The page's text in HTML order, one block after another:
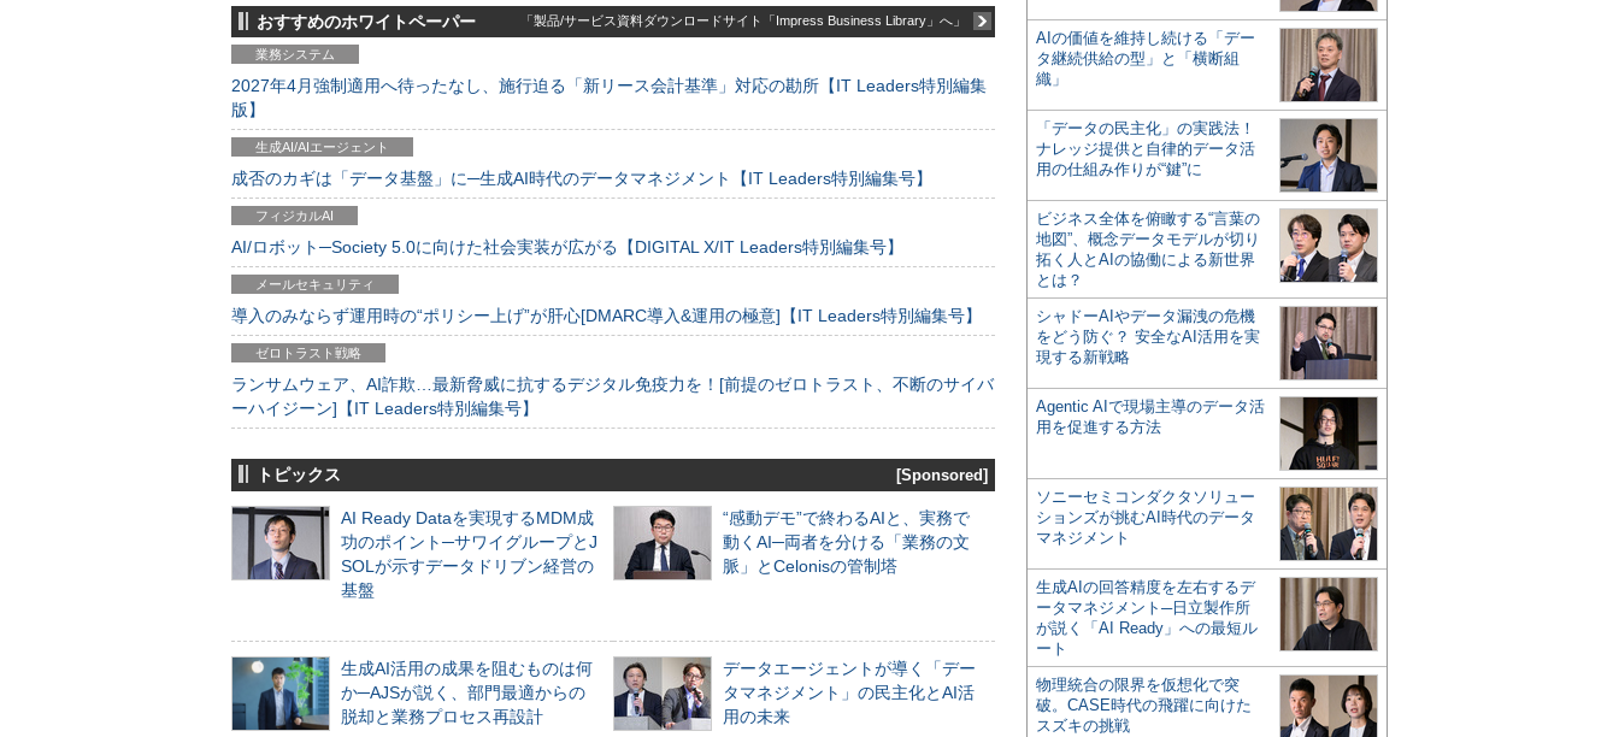
おすすめのホワイトペーパー 「製品/サービス資料ダウンロードサイト「Impress Business Library」へ」
業務システム
2027年4月強制適用へ待ったなし、施行迫る「新リース会計基準」対応の勘所【IT Leaders特別編集
版】
生成AI/AIエージェント
成否のカギは「データ基盤」に─生成AI時代のデータマネジメント【IT Leaders特別編集号】
フィジカルAI
AI/ロボット─Society 5.0に向けた社会実装が広がる【DIGITAL X/IT Leaders特別編集号】
メールセキュリティ
導入のみならず運用時の“ポリシー上げ”が肝心[DMARC導入&運用の極意]【IT Leaders特別編集号】
ゼロトラスト戦略
ランサムウェア、AI詐欺…最新脅威に抗するデジタル免疫力を！[前提のゼロトラスト、不断のサイバ
ーハイジーン]【IT Leaders特別編集号】
トピックス [Sponsored]
AI Ready Dataを実現するMDM成
功のポイント─サワイグループとJ
SOLが示すデータドリブン経営の
基盤
“感動デモ”で終わるAIと、実務で
動くAI─両者を分ける「業務の文
脈」とCelonisの管制塔
生成AI活用の成果を阻むものは何
か─AJSが説く、部門最適からの
脱却と業務プロセス再設計
データエージェントが導く「デー
タマネジメント」の民主化とAI活
用の未来
AIの価値を維持し続ける「デー
タ継続供給の型」と「横断組
織」
「データの民主化」の実践法！
ナレッジ提供と自律的データ活
用の仕組み作りが“鍵”に
ビジネス全体を俯瞰する“言葉の
地図”、概念データモデルが切り
拓く人とAIの協働による新世界
とは？
シャドーAIやデータ漏洩の危機
をどう防ぐ？ 安全なAI活用を実
現する新戦略
Agentic AIで現場主導のデータ活
用を促進する方法
ソニーセミコンダクタソリュー
ションズが挑むAI時代のデータ
マネジメント
生成AIの回答精度を左右するデ
ータマネジメント─日立製作所
が説く「AI Ready」への最短ル
ート
物理統合の限界を仮想化で突
破。CASE時代の飛躍に向けた
スズキの挑戦